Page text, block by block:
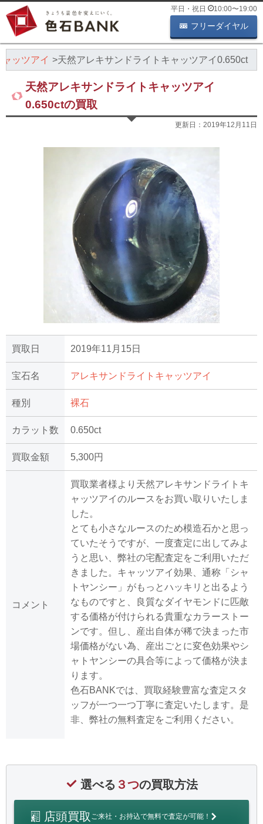
平日・祝日 10:00〜19:00
フリーダイヤル
ッツアイ 天然アレキサンドライトキャッツアイ0.650ct
天然アレキサンドライトキャッツアイ
0.650ctの買取
更新日： 2019年12月11日
買取日 2019年11月15日
宝石名 アレキサンドライトキャッツアイ
種別 裸石
カラット数 0.650ct
買取金額 5,300円
コメント
買取業者様より天然アレキサンドライトキ
ャッツアイのルースをお買い取りいたしま
した。
とても小さなルースのため模造石かと思っ
ていたそうですが、一度査定に出してみよ
うと思い、弊社の宅配査定をご利用いただ
きました。キャッツアイ効果、通称「シャ
トヤンシー」がもっとハッキリと出るよう
なものですと、良質なダイヤモンドに匹敵
する価格が付けられる貴重なカラーストー
ンです。但し、産出自体が稀で決まった市
場価格がない為、産出ごとに変色効果やシ
ャトヤンシーの具合等によって価格が決ま
ります。
色石BANKでは、買取経験豊富な査定スタ
ッフが一つ一つ丁寧に査定いたします。是
非、弊社の無料査定をご利用ください。
選べる ３つの買取方法
店頭買取 ご来社・お持込で無料で査定が可能！